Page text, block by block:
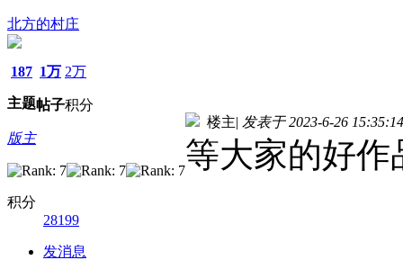
北方的村庄
187
主题
1万
帖子
2万
积分
版主
积分
28199
发消息
楼主| 发表于 2023-6-26 15:35:14
等大家的好作